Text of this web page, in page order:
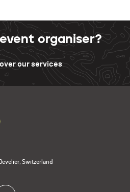
organiser?
our services
Switzerland